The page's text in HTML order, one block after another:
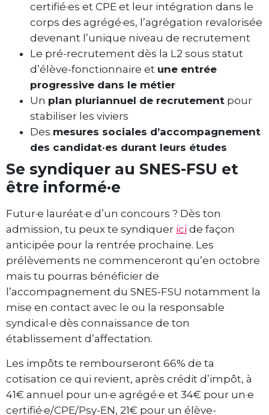
certifié·es et CPE et leur intégration dans le
corps des agrégé·es, l’agrégation revalorisée
devenant l’unique niveau de recrutement
Le pré-recrutement dès la L2 sous statut
d’élève-fonctionnaire et une entrée
progressive dans le métier
Un plan pluriannuel de recrutement pour
stabiliser les viviers
Des mesures sociales d’accompagnement
des candidat·es durant leurs études
Se syndiquer au SNES-FSU et
être informé·e
Futur·e lauréat·e d’un concours ? Dès ton
admission, tu peux te syndiquer ici de façon
anticipée pour la rentrée prochaine. Les
prélèvements ne commenceront qu’en octobre
mais tu pourras bénéficier de
l’accompagnement du SNES-FSU notamment la
mise en contact avec le ou la responsable
syndical·e dès connaissance de ton
établissement d’affectation.
Les impôts te rembourseront 66% de ta
cotisation ce qui revient, après crédit d’impôt, à
41€ annuel pour un·e agrégé·e et 34€ pour un·e
certifié·e/CPE/Psy-EN, 21€ pour un élève-